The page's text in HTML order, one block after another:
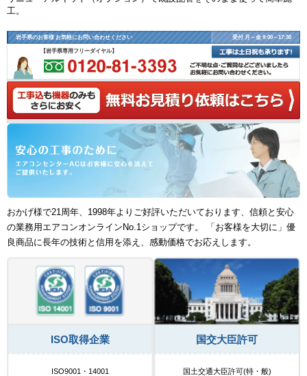
工。
岩手県のお客様 お気軽にお問い合わせください 受付 月～金 9:00～17:30
【岩手県専用フリーダイヤル】
おかげ様で21周年、1998年よりご好評いただいております、信頼と安心
の業務用エアコンオンラインNo.1ショップです。 「お客様を大切に」優
良商品に長年の技術と信用を添え、感動価格でお応えします。
ISO取得企業
ISO9001・14001
国交大臣許可
国土交通大臣許可(特・般)